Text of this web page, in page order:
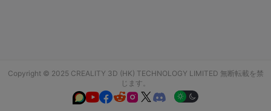
Copyright © 2025 CREALITY 3D (HK) TECHNOLOGY LIMITED 無断転載を禁
じます。
  